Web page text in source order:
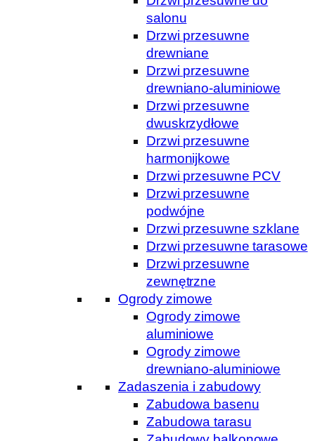
salonu
Drzwi przesuwne
drewniane
Drzwi przesuwne
drewniano-aluminiowe
Drzwi przesuwne
dwuskrzydłowe
Drzwi przesuwne
harmonijkowe
Drzwi przesuwne PCV
Drzwi przesuwne
podwójne
Drzwi przesuwne szklane
Drzwi przesuwne tarasowe
Drzwi przesuwne
zewnętrzne
Ogrody zimowe
Ogrody zimowe
aluminiowe
Ogrody zimowe
drewniano-aluminiowe
Zadaszenia i zabudowy
Zabudowa basenu
Zabudowa tarasu